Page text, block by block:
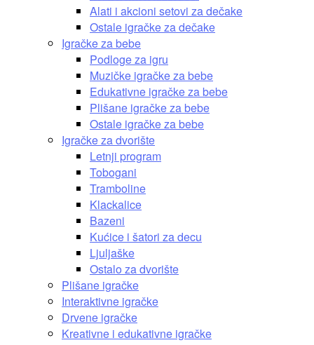
Alati i akcioni setovi za dečake
Ostale igračke za dečake
Igračke za bebe
Podloge za igru
Muzičke igračke za bebe
Edukativne igračke za bebe
Plišane igračke za bebe
Ostale igračke za bebe
Igračke za dvorište
Letnji program
Tobogani
Tramboline
Klackalice
Bazeni
Kućice i šatori za decu
Ljuljaške
Ostalo za dvorište
Plišane igračke
Interaktivne igračke
Drvene igračke
Kreativne i edukativne igračke